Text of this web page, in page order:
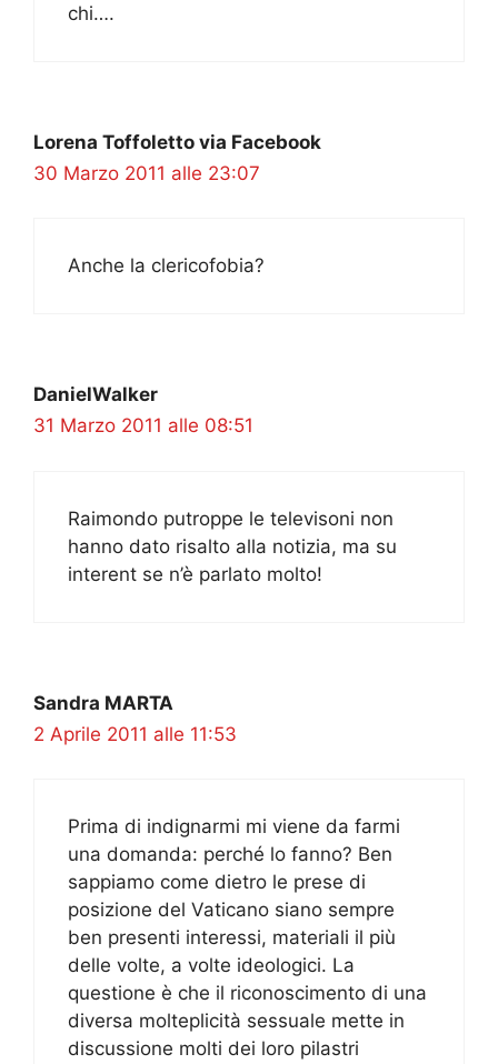
chi….
Lorena Toffoletto via Facebook
30 Marzo 2011 alle 23:07
Anche la clericofobia?
DanielWalker
31 Marzo 2011 alle 08:51
Raimondo putroppe le televisoni non
hanno dato risalto alla notizia, ma su
interent se n’è parlato molto!
Sandra MARTA
2 Aprile 2011 alle 11:53
Prima di indignarmi mi viene da farmi
una domanda: perché lo fanno? Ben
sappiamo come dietro le prese di
posizione del Vaticano siano sempre
ben presenti interessi, materiali il più
delle volte, a volte ideologici. La
questione è che il riconoscimento di una
diversa molteplicità sessuale mette in
discussione molti dei loro pilastri